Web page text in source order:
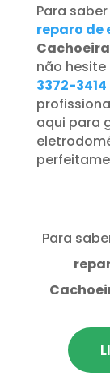
Para
reparo de
Cachoeira
não
3372-3414
aqui para
Para